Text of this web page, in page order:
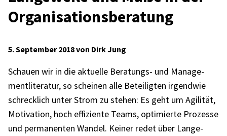
Orga­ni­sa­ti­ons­be­ra­tung
5. September 2018 von Dirk Jung
Schauen wir in die aktu­elle Bera­tungs- und Manage­
ment­li­te­ra­tur, so schei­nen alle Betei­lig­ten irgend­wie
schreck­lich unter Strom zu stehen: Es geht um Agili­tät,
Moti­va­tion, hoch effi­zi­ente Teams, opti­mierte Prozesse
und perma­nen­ten Wandel. Keiner redet über Lange­